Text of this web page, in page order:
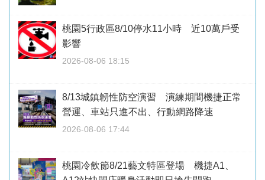
桃園5行政區8/10停水11小時 近10萬戶受
影響
2026-08-06 18:15
8/13城鎮韌性防空演習 演練期間機捷正常
營運、車站只進不出、行動網路降速
2026-08-06 17:44
桃園冷飲節8/21藝文特區登場 機捷A1、